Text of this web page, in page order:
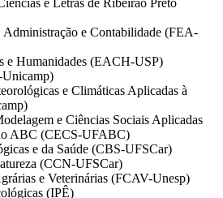
Administração e Contabilidade (FEA-
e Humanidades (EACH-USP)
e Climáticas Aplicadas à
e Ciências Sociais Aplicadas
ABC (CECS-UFABC)
e da Saúde (CBS-UFSCar)
(CCN-UFSCar)
e Veterinárias (FCAV-Unesp)
(IPÊ)